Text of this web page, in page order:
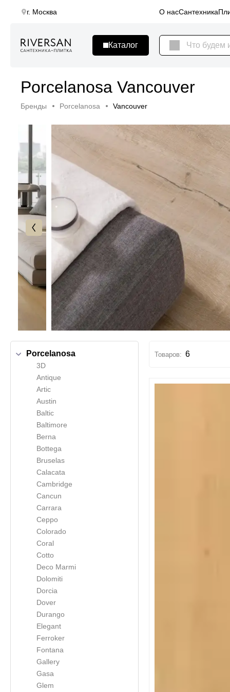
г. Москва О насСантехника
Porcelanosa Vancouver
Бренды Porcelanosa Vancouver
Porcelanosa
3D
Antique
Artic
Austin
Baltic
Baltimore
Berna
Bottega
Bruselas
Calacata
Cambridge
Cancun
Carrara
Ceppo
Colorado
Coral
Cotto
Deco Marmi
Dolomiti
Dorcia
Dover
Durango
Elegant
Ferroker
Fontana
Gallery
Gasa
Glem
6